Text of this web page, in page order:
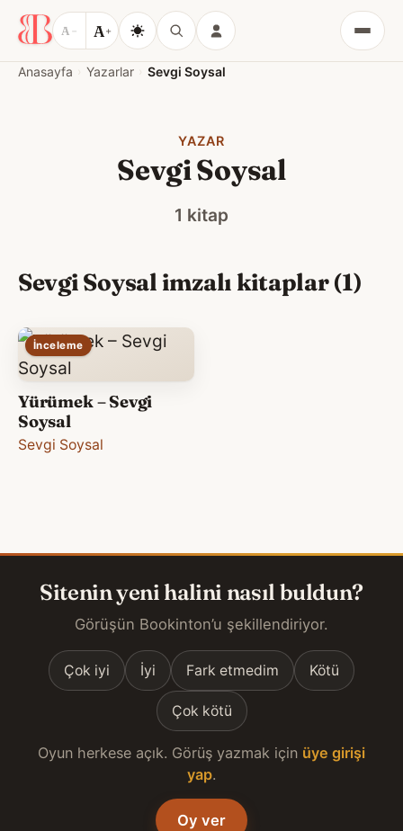
A − A+
Menü
Anasayfa Yazarlar Sevgi Soysal
YAZAR
Sevgi Soysal
1 kitap
Sevgi Soysal imzalı kitaplar (1)
İnceleme
Yürümek – Sevgi
Soysal
Sevgi Soysal
Sitenin yeni halini nasıl buldun?
Görüşün Bookinton’u şekillendiriyor.
Çok iyi İyi Fark etmedim Kötü
Çok kötü
Oyun herkese açık. Görüş yazmak için üye girişi
yap.
Oy ver